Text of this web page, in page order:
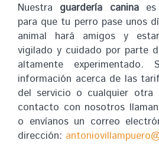
Nuestra guardería caninaes
para que tu perro pase unos
animal hará amigos y
vigilado y cuidado por parte
altamente experimentado.
información acerca de las
del servicio o cualquier otra
contacto con nosotros
o envíanos un correo
dirección: antoniovillampuero